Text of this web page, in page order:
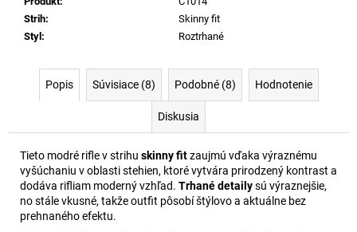
Strih:
Skinny fit
Styl : Roztrhané
Popis Súvisiace (8) Podobné (8) Hodnotenie
Diskusia
Tieto modré rifle v strihu skinny fitzaujmú vďaka výraznému
vyšúchaniu v oblasti stehien, ktoré vytvára prirodzený kontrast a
dodáva rifliam moderný vzhľad. Trhané detailysú výraznejšie,
no stále vkusné, takže outfit pôsobí štýlovo a aktuálne bez
prehnaného efektu.